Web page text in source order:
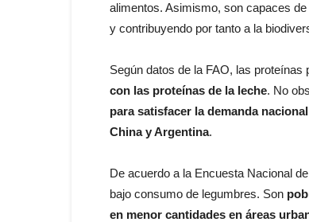
alimentos. Asimismo, son capaces
y contribuyendo por tanto a la
Según datos de la FAO, las proteínas
con las proteínas de la leche. No
para satisfacer la demanda
China y Argentina.
De acuerdo a la Encuesta Nacional
bajo consumo de legumbres. Son
en menor cantidades en áreas